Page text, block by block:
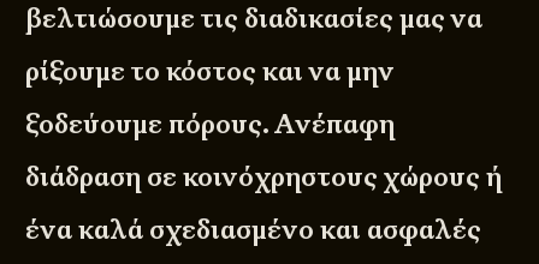
βελτιώσουμε τις διαδικασίες μας να
ρίξουμε το κόστος και να μην
ξοδεύουμε πόρους. Ανέπαφη
διάδραση σε κοινόχρηστους χώρους ή
ένα καλά σχεδιασμένο και ασφαλές